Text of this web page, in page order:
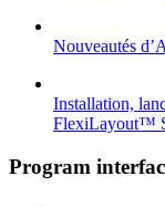
Nouveautés
Installation,
FlexiLayout™
Program